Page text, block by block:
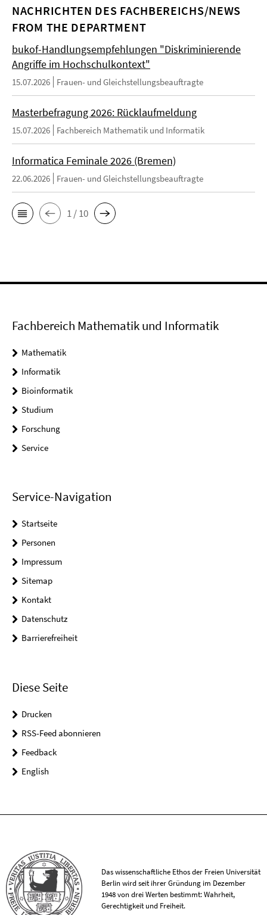
NACHRICHTEN DES FACHBEREICHS/NEWS
FROM THE DEPARTMENT
bukof-Handlungsempfehlungen "Diskriminierende
Angriffe im Hochschulkontext"
15.07.2026 Frauen- und Gleichstellungsbeauftragte
Masterbefragung 2026: Rücklaufmeldung
15.07.2026 Fachbereich Mathematik und Informatik
Informatica Feminale 2026 (Bremen)
22.06.2026 Frauen- und Gleichstellungsbeauftragte
1 / 10
Fachbereich Mathematik und Informatik
Mathematik
Informatik
Bioinformatik
Studium
Forschung
Service
Service-Navigation
Startseite
Personen
Impressum
Sitemap
Kontakt
Datenschutz
Barrierefreiheit
Diese Seite
Drucken
RSS-Feed abonnieren
Feedback
English
Das wissenschaftliche Ethos der Freien Universität
Berlin wird seit ihrer Gründung im Dezember
1948 von drei Werten bestimmt: Wahrheit,
Gerechtigkeit und Freiheit.